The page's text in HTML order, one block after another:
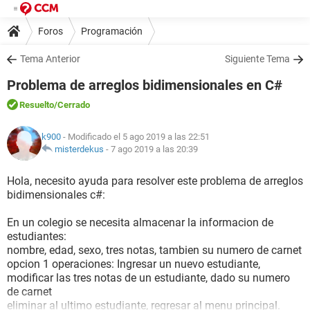
Foros Programación
Tema Anterior Siguiente Tema
Problema de arreglos bidimensionales en C#
Resuelto/Cerrado
k900 - Modificado el 5 ago 2019 a las 22:51
misterdekus - 7 ago 2019 a las 20:39
Hola, necesito ayuda para resolver este problema de arreglos
bidimensionales c#:
En un colegio se necesita almacenar la informacion de
estudiantes:
nombre, edad, sexo, tres notas, tambien su numero de carnet
opcion 1 operaciones: Ingresar un nuevo estudiante,
modificar las tres notas de un estudiante, dado su numero
de carnet
eliminar al ultimo estudiante, regresar al menu principal.